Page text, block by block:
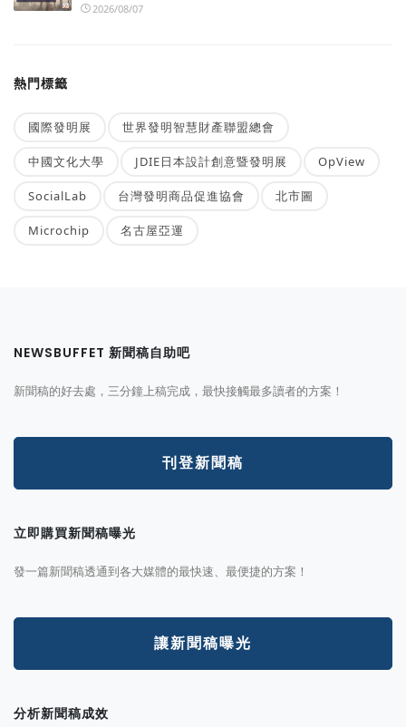
2026/08/07
熱門標籤
國際發明展 世界發明智慧財產聯盟總會
中國文化大學 JDIE日本設計創意暨發明展 OpView
SocialLab 台灣發明商品促進協會 北市圖
Microchip 名古屋亞運
NEWSBUFFET 新聞稿自助吧
新聞稿的好去處，三分鐘上稿完成，最快接觸最多讀者的方案！
刊登新聞稿
立即購買新聞稿曝光
發一篇新聞稿透通到各大媒體的最快速、最便捷的方案！
讓新聞稿曝光
分析新聞稿成效